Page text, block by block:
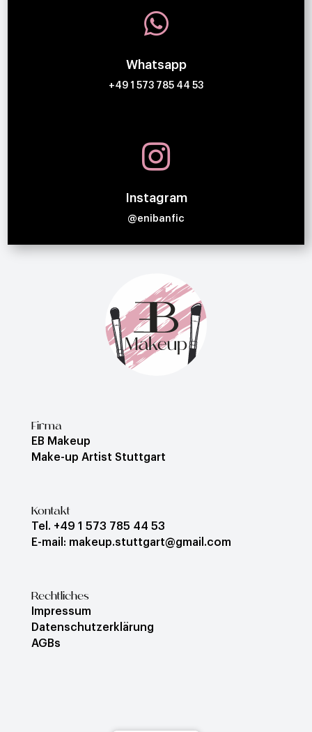

Whatsapp
+49 1 573 785 44 53

Instagram
@enibanfic
Firma
EB Makeup
Make-up Artist Stuttgart
Kontakt
Tel. +49 1 573 785 44 53
E-mail: makeup.stuttgart@gmail.com
Rechtliches
Impressum
Datenschutzerklärung
AGBs